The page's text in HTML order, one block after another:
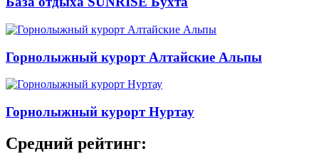
Горнолыжный курорт Алтайские Альпы
Горнолыжный курорт Нуртау
Средний рейтинг: